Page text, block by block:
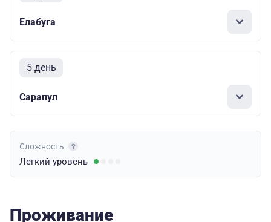
Елабуга
5 день
Сарапул
Сложность
Легкий уровень
Проживание